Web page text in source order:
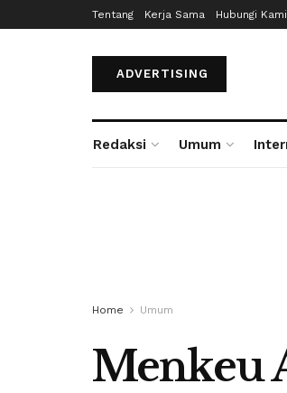
Tentang Kerja Sama Hubungi Kami
ADVERTISING
Redaksi Umum
Home Umum
Menkeu